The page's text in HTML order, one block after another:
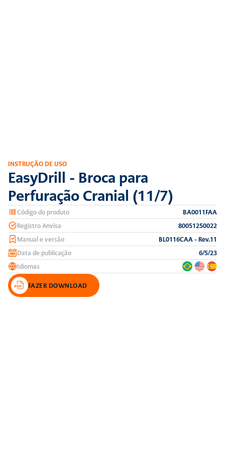
INSTRUÇÃO DE USO
EasyDrill - Broca para
Perfuração Cranial (11/7)
Código do produto
BA0011FAA
Registro Anvisa
80051250022
Manual e versão
BL0116CAA - Rev.11
Data de publicação
6/5/23
Idiomas
FAZER DOWNLOAD